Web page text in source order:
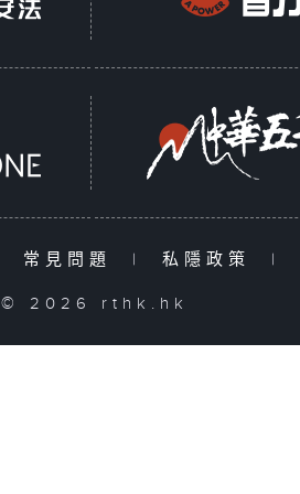
常見問題 | 私隱政策 |
© 2026 rthk.hk